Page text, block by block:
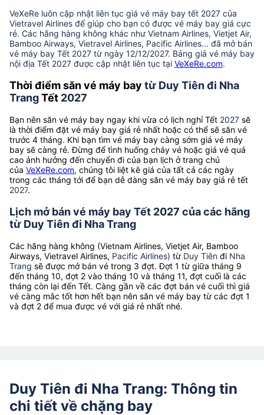
VeXeRe luôn cập nhật liên tục giá vé máy bay tết 2027 của
Vietravel Airlines để giúp cho bạn có được vé máy bay giá cực
rẻ. Các hãng hàng không khác như Vietnam Airlines, Vietjet Air,
Bamboo Airways, Vietravel Airlines, Pacific Airlines... đã mở bán
vé máy bay Tết 2027 từ ngày 12/12/2027. Bảng giá vé máy bay
nội địa Tết 2027 được cập nhật liên tục tại VeXeRe.com.
Thời điểm săn vé máy bay từ Duy Tiên đi Nha
TrangTết 2027
Bạn nên săn vé máy bay ngay khi vừa có lịch nghỉ Tết 2027 sẽ
là thời điểm đặt vé máy bay giá rẻ nhất hoặc có thể sẽ săn vé
trước 4 tháng. Khi bạn tìm vé máy bay càng sớm giá vé máy
bay sẽ càng rẻ. Đừng để tình huống cháy vé hoặc giá vé quá
cao ảnh hưởng đến chuyến đi của bạn lịch ở trang chủ
của VeXeRe.com, chúng tôi liệt kê giá của tất cả các ngày
trong các tháng tới để bạn dễ dàng săn vé máy bay giá rẻ tết
2027.
Lịch mở bán vé máy bay Tết 2027 của các hãng
từ Duy Tiên đi Nha Trang
Các hãng hàng không (Vietnam Airlines, Vietjet Air, Bamboo
Airways, Vietravel Airlines, Pacific Airlines) từ Duy Tiên đi Nha
Trang sẽ được mở bán vé trong 3 đợt. Đợt 1 từ giữa tháng 9
đến tháng 10, đợt 2 vào tháng 10 và tháng 11, đợt cuối là các
tháng còn lại đến Tết. Càng gần về các đợt bán vé cuối thì giá
vé càng mắc tốt hơn hết bạn nên săn vé máy bay từ các đợt 1
và đợt 2 để mua được vé với giá rẻ nhất nhé.
Duy Tiên đi Nha Trang: Thông tin
chi tiết về chặng bay